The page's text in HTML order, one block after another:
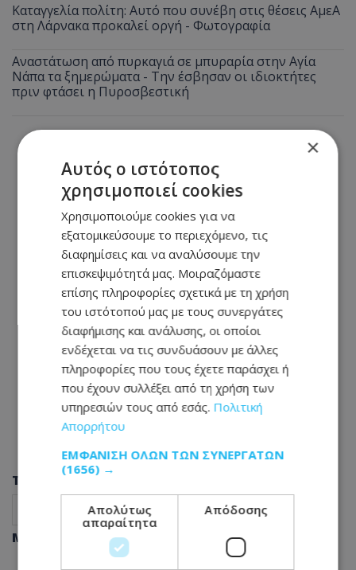
Καταγγελία πολίτη: Αυτό που συνέβη στις θέσεις ΑμεΑ
στη Λάρνακα προκαλεί οργή - Φωτογραφία
Αναστάτωση από πυρκαγιά σε μπυραρία στην Αγία
Νάπα τα ξημερώματα - Την έσβησαν οι ιδιοκτήτες
πριν φτάσει η Πυροσβεστική
Tags
καφές
Μοιράσου αυτό το άρθρο
×
Αυτός ο ιστότοπος
χρησιμοποιεί cookies
Χρησιμοποιούμε cookies για να
εξατομικεύσουμε το περιεχόμενο, τις
διαφημίσεις και να αναλύσουμε την
επισκεψιμότητά μας. Μοιραζόμαστε
επίσης πληροφορίες σχετικά με τη χρήση
του ιστότοπού μας με τους συνεργάτες
διαφήμισης και ανάλυσης, οι οποίοι
ενδέχεται να τις συνδυάσουν με άλλες
πληροφορίες που τους έχετε παράσχει ή
που έχουν συλλέξει από τη χρήση των
υπηρεσιών τους από εσάς. Πολιτική
Απορρήτου
ΕΜΦΆΝΙΣΗ ΌΛΩΝ ΤΩΝ ΣΥΝΕΡΓΑΤΏΝ
(1656) →
Απολύτως
απαραίτητα
Απόδοσης